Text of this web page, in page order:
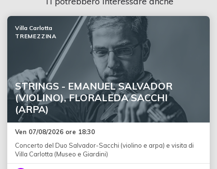
STRINGS - EMANUEL SALVADOR
(VIOLINO), FLORALEDA SACCHI
(ARPA)
Villa Carlotta
TREMEZZINA
Ven 07/08/2026 ore 18:30
Concerto del Duo Salvador-Sacchi (violino e arpa) e visita di
Villa Carlotta (Museo e Giardini)